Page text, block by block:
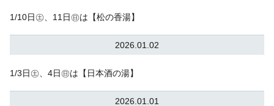
1/10日㊏、11日㊐は【松の香湯】
2026.01.02
1/3日㊏、4日㊐は【日本酒の湯】
2026.01.01